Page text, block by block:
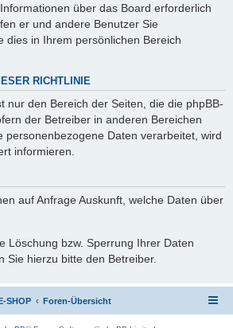
über das Board erforderlich
er und andere Benutzer Sie
dies in Ihrem persönlichen Bereich
RICHTLINIE
nur den Bereich der Seiten, die die phpBB-
der Betreiber in anderen Bereichen
personenbezogene Daten verarbeitet, wird
informieren.
auf Anfrage Auskunft, welche Daten über
Löschung bzw. Sperrung Ihrer Daten
Sie hierzu bitte den Betreiber.
SHOP Foren-Übersicht